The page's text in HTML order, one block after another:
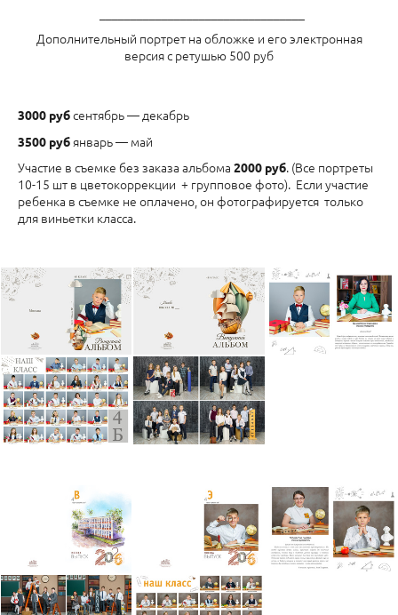
Дополнительный портрет на обложке и его электронная
версия с ретушью 500 руб
3000 рубсентябрь — декабрь
3500 рубянварь — май
Участие в съемке без заказа альбома 2000 руб. (Все портреты
10-15 шт в цветокоррекции + групповое фото). Если участие
ребенка в съемке не оплачено, он фотографируется только
для виньетки класса.